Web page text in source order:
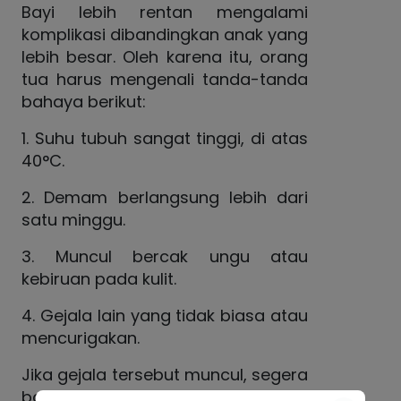
Bayi lebih rentan mengalami
komplikasi dibandingkan anak yang
lebih besar. Oleh karena itu, orang
tua harus mengenali tanda-tanda
bahaya berikut:
1. Suhu tubuh sangat tinggi, di atas
40°C.
2. Demam berlangsung lebih dari
satu minggu.
3. Muncul bercak ungu atau
kebiruan pada kulit.
4. Gejala lain yang tidak biasa atau
mencurigakan.
Jika gejala tersebut muncul, segera